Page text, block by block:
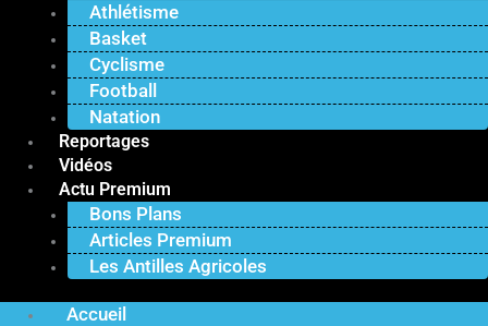
Athlétisme
Basket
Cyclisme
Football
Natation
Reportages
Vidéos
Actu Premium
Bons Plans
Articles Premium
Les Antilles Agricoles
Accueil